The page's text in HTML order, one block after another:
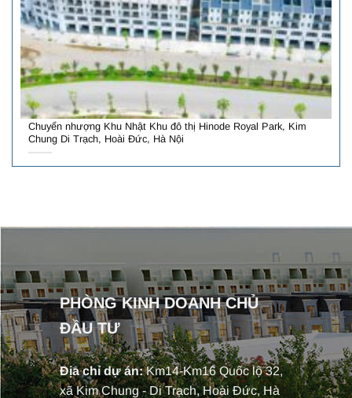
Chuyển nhượng Khu Nhật Khu đô thị Hinode Royal Park, Kim
Chung Di Trạch, Hoài Đức, Hà Nội
PHÒNG KINH DOANH CHỦ
ĐẦU TƯ
Địa chỉ dự án:Km14-Km16 Quốc lộ 32,
xã Kim Chung - Di Trạch, Hoài Đức, Hà